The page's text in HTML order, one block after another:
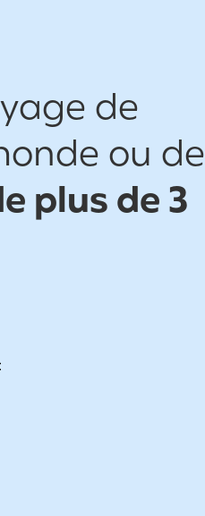
de
ou de
plus de 3